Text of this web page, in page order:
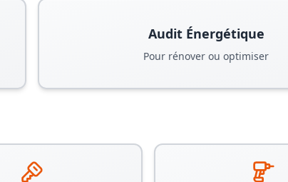
Audit Énergétique
Pour rénover ou optimiser